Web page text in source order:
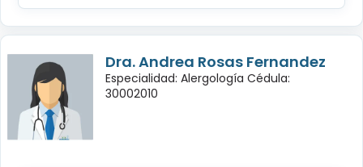
Dra. Andrea Rosas Fernandez
Especialidad: Alergología Cédula:
30002010